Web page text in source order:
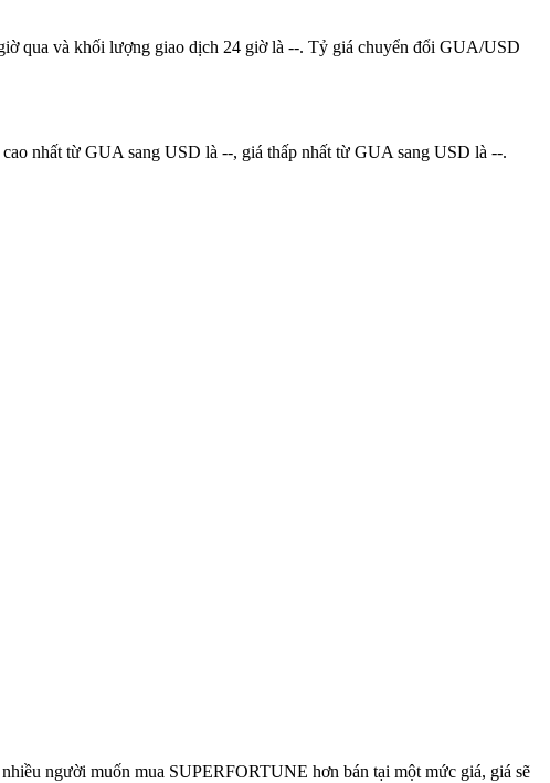
qua và khối lượng giao dịch 24 giờ là --. Tỷ giá chuyển đổi GUA/USD
nhất từ GUA sang USD là --, giá thấp nhất từ GUA sang USD là --.
người muốn mua SUPERFORTUNE hơn bán tại một mức giá, giá sẽ